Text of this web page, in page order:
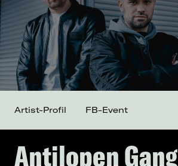
Antilopen Gang
Artist-Profil FB-Event